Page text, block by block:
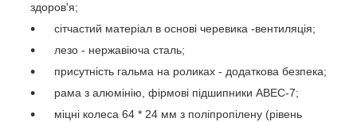
здоров'я;
сітчастий матеріал в основі черевика -вентиляція;
лезо - нержавіюча сталь;
присутність гальма на роликах - додаткова безпека;
рама з алюмінію, фірмові підшипники ABEC-7;
міцні колеса 64 * 24 мм з поліпропілену (рівень